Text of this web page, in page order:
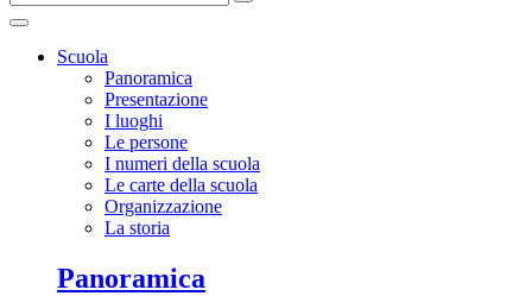
Scuola
Panoramica
Presentazione
I luoghi
Le persone
I numeri della scuola
Le carte della scuola
Organizzazione
La storia
Panoramica